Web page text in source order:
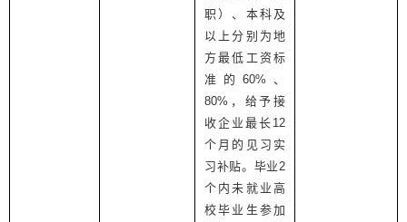
职）、本科及
以上分别为地
方最低工资标
准的 60% 、
80% ，给予接
收企业最长 12
个月的见习实
习补贴。毕业2
个内未就业高
校毕业生参加